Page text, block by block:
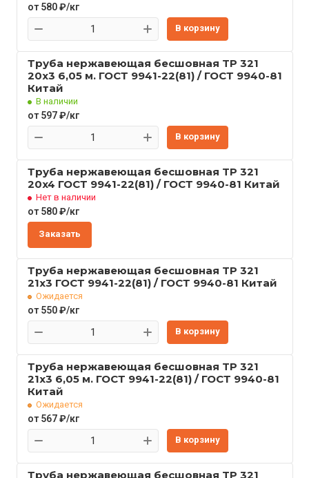
от 580 ₽/кг
В корзину
Труба нержавеющая бесшовная TP 321
20x3 6,05 м. ГОСТ 9941-22(81) / ГОСТ 9940-81
Китай
В наличии
от 597 ₽/кг
В корзину
Труба нержавеющая бесшовная TP 321
20x4 ГОСТ 9941-22(81) / ГОСТ 9940-81 Китай
Нет в наличии
от 580 ₽/кг
Заказать
Труба нержавеющая бесшовная TP 321
21x3 ГОСТ 9941-22(81) / ГОСТ 9940-81 Китай
Ожидается
от 550 ₽/кг
В корзину
Труба нержавеющая бесшовная TP 321
21x3 6,05 м. ГОСТ 9941-22(81) / ГОСТ 9940-81
Китай
Ожидается
от 567 ₽/кг
В корзину
Труба нержавеющая бесшовная TP 321